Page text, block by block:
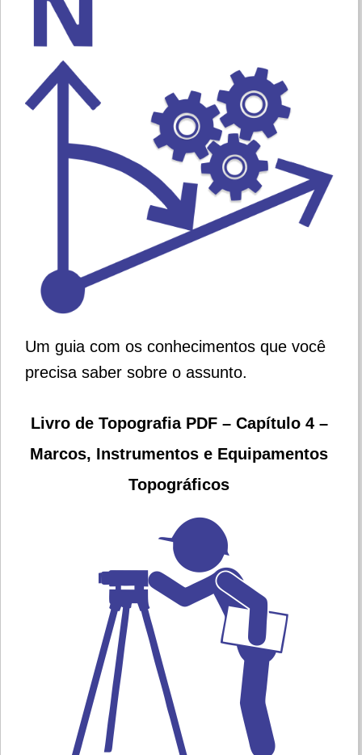
Um guia com os conhecimentos que você
precisa saber sobre o assunto.
Livro de Topografia PDF – Capítulo 4 –
Marcos, Instrumentos e Equipamentos
Topográficos